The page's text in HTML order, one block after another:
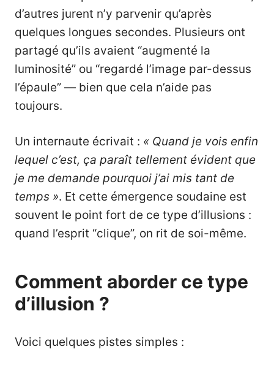
d’autres jurent n’y parvenir qu’après
quelques longues secondes. Plusieurs ont
partagé qu’ils avaient “augmenté la
luminosité” ou “regardé l’image par­-dessus
l’épaule” — bien que cela n’aide pas
toujours.
Un internaute écrivait : « Quand je vois enfin
lequel c’est, ça paraît tellement évident que
je me demande pourquoi j’ai mis tant de
temps ». Et cette émergence soudaine est
souvent le point fort de ce type d’illusions :
quand l’esprit “clique”, on rit de soi-même.
Comment aborder ce type
d’illusion ?
Voici quelques pistes simples :